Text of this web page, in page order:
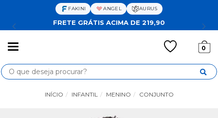
FAKINI ANGEL AURUS
FRETE GRÁTIS ACIMA DE 219,90
0
Busca
INÍCIO INFANTIL MENINO CONJUNTO